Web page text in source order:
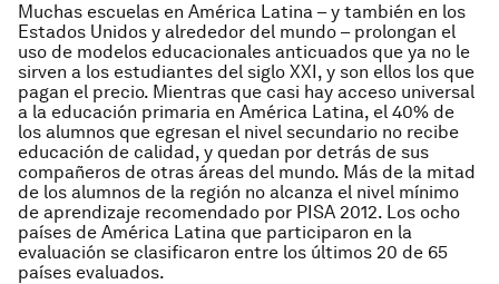
Muchas escuelas en América Latina – y también en los
Estados Unidos y alrededor del mundo – prolongan el
uso de modelos educacionales anticuados que ya no le
sirven a los estudiantes del siglo XXI, y son ellos los que
pagan el precio. Mientras que casi hay acceso universal
a la educación primaria en América Latina, el 40% de
los alumnos que egresan el nivel secundario no recibe
educación de calidad, y quedan por detrás de sus
compañeros de otras áreas del mundo. Más de la mitad
de los alumnos de la región no alcanza el nivel mínimo
de aprendizaje recomendado por PISA 2012. Los ocho
países de América Latina que participaron en la
evaluación se clasificaron entre los últimos 20 de 65
países evaluados.